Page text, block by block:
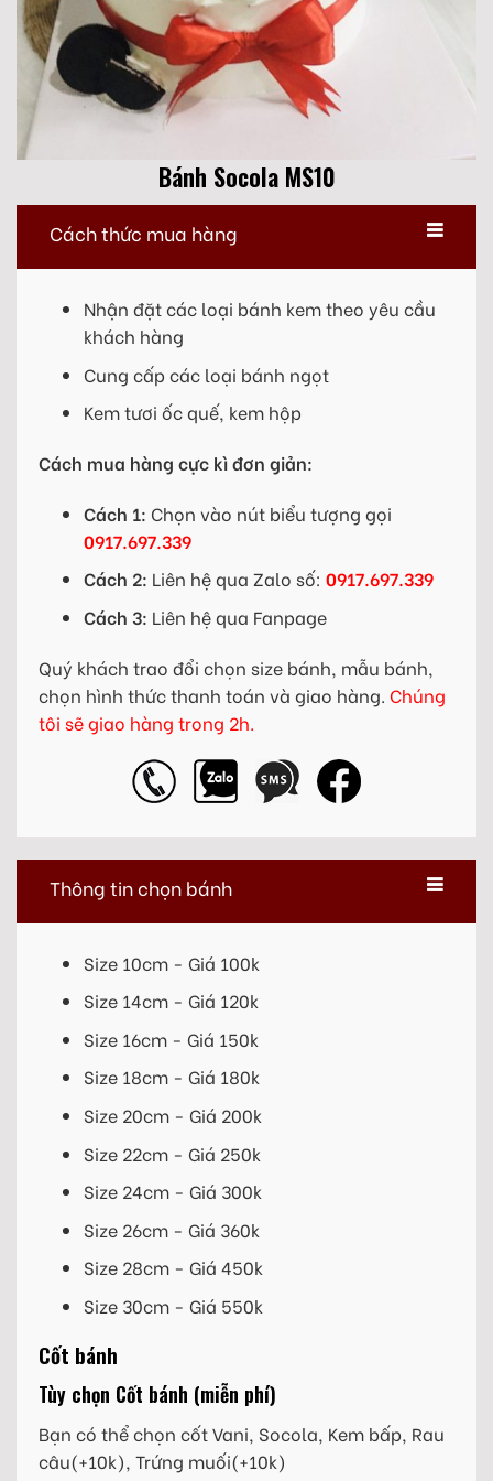
Bánh Socola MS10
Cách thức mua hàng
Nhận đặt các loại bánh kem theo yêu cầu
khách hàng
Cung cấp các loại bánh ngọt
Kem tươi ốc quế, kem hộp
Cách mua hàng cực kì đơn giản:
Cách 1: Chọn vào nút biểu tượng gọi
0917.697.339
Cách 2: Liên hệ qua Zalo số: 0917.697.339
Cách 3: Liên hệ qua Fanpage
Quý khách trao đổi chọn size bánh, mẫu bánh,
chọn hình thức thanh toán và giao hàng. Chúng
tôi sẽ giao hàng trong 2h.
Thông tin chọn bánh
Size 10cm - Giá 100k
Size 14cm - Giá 120k
Size 16cm - Giá 150k
Size 18cm - Giá 180k
Size 20cm - Giá 200k
Size 22cm - Giá 250k
Size 24cm - Giá 300k
Size 26cm - Giá 360k
Size 28cm - Giá 450k
Size 30cm - Giá 550k
Cốt bánh
Tùy chọn Cốt bánh (miễn phí)
Bạn có thể chọn cốt Vani, Socola, Kem bấp, Rau
câu(+10k), Trứng muối(+10k)